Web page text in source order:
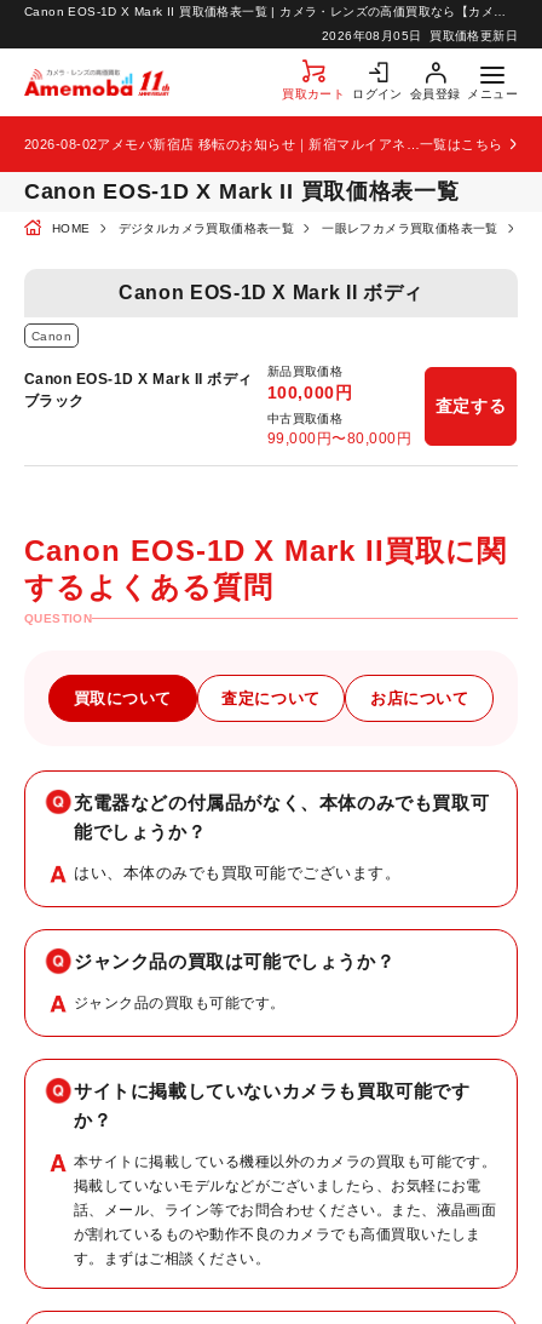
2026年08月05日 買取価格更新日
買取カート ログイン 会員登録 メニュー
お問い合わせ
2026-08-02 一覧はこちら
Canon EOS-1D X Mark II 買取価格表一覧
HOME デジタルカメラ買取価格表一覧 一眼レフカメラ買取価格表一覧
Canon EOS-1D X Mark II ボディ
Canon
Canon EOS-1D X Mark II ボディ
ブラック
新品買取価格
100,000円
中古買取価格
99,000円〜80,000円
査定する
Canon EOS-1D X Mark II買取に関
するよくある質問
QUESTION
買取について 査定について お店について
充電器などの付属品がなく、本体のみでも買取可
能でしょうか？
はい、本体のみでも買取可能でございます。
ジャンク品の買取は可能でしょうか？
ジャンク品の買取も可能です。
サイトに掲載していないカメラも買取可能です
か？
本サイトに掲載している機種以外のカメラの買取も可能です。
掲載していないモデルなどがございましたら、お気軽にお電
話、メール、ライン等でお問合わせください。また、液晶画面
が割れているものや動作不良のカメラでも高価買取いたしま
す。まずはご相談ください。